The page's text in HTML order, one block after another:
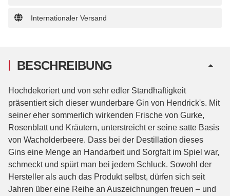
Internationaler Versand
BESCHREIBUNG
Hochdekoriert und von sehr edler Standhaftigkeit
präsentiert sich dieser wunderbare Gin von Hendrick's. Mit
seiner eher sommerlich wirkenden Frische von Gurke,
Rosenblatt und Kräutern, unterstreicht er seine satte Basis
von Wacholderbeere. Dass bei der Destillation dieses
Gins eine Menge an Handarbeit und Sorgfalt im Spiel war,
schmeckt und spürt man bei jedem Schluck. Sowohl der
Hersteller als auch das Produkt selbst, dürfen sich seit
Jahren über eine Reihe an Auszeichnungen freuen – und